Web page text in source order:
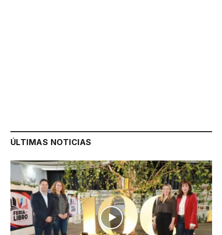
ÚLTIMAS NOTICIAS